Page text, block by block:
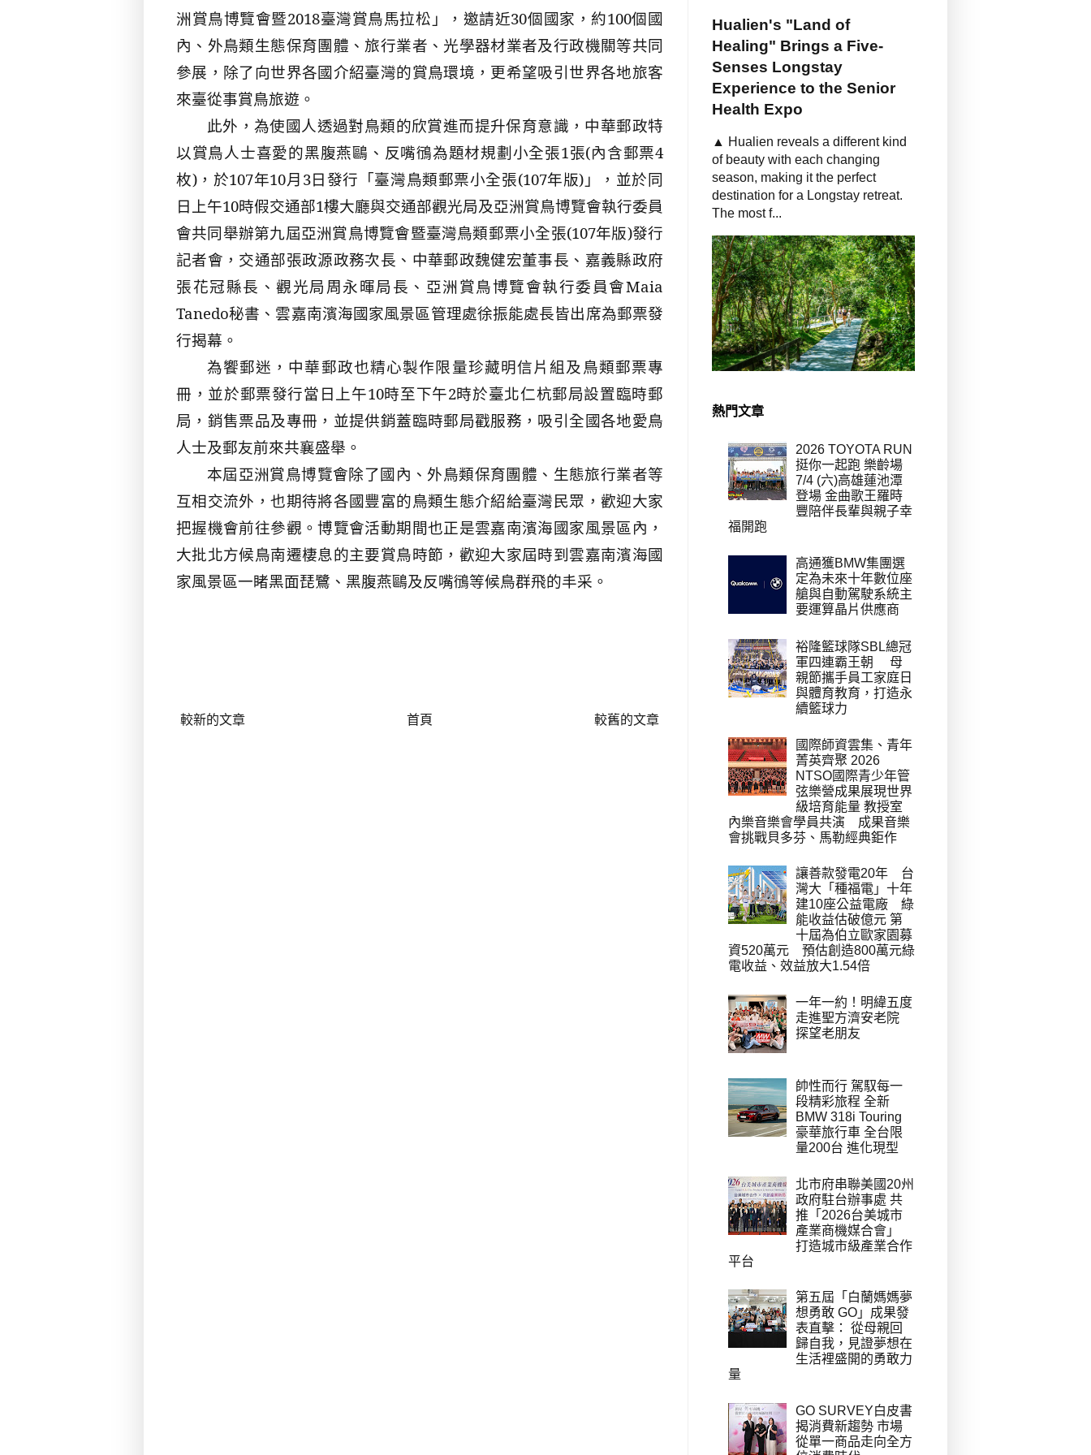
洲賞鳥博覽會暨2018臺灣賞鳥馬拉松」，邀請近30個國家，約100個國
內、外鳥類生態保育團體、旅行業者、光學器材業者及行政機關等共同
參展，除了向世界各國介紹臺灣的賞鳥環境，更希望吸引世界各地旅客
來臺從事賞鳥旅遊。
此外，為使國人透過對鳥類的欣賞進而提升保育意識，中華郵政特
以賞鳥人士喜愛的黑腹燕鷗、反嘴鴴為題材規劃小全張1 張(內含郵票4
枚)，於107年10月 3日發行「臺灣鳥類郵票小全張(107年版) 」，並於同
日上午10時假交通部1樓大廳與交通部觀光局及亞洲賞鳥博覽會執行委員
會共同舉辦第九屆亞洲賞鳥博覽會暨臺灣鳥類郵票小全張(107年版)發行
記者會，交通部張政源政務次長、中華郵政魏健宏董事長、嘉義縣政府
張花冠縣長、觀光局周永暉局長、亞洲賞鳥博覽會執行委員會Maia
Tanedo秘書、雲嘉南濱海國家風景區管理處徐振能處長皆出席為郵票發
行揭幕。
為饗郵迷，中華郵政也精心製作限量珍藏明信片組及鳥類郵票專
冊，並於郵票發行當日上午10時至下午2時於臺北仁杭郵局設置臨時郵
局，銷售票品及專冊，並提供銷蓋臨時郵局戳服務，吸引全國各地愛鳥
人士及郵友前來共襄盛舉。
本屆亞洲賞鳥博覽會除了國內、外鳥類保育團體、生態旅行業者等
互相交流外，也期待將各國豐富的鳥類生態介紹給臺灣民眾，歡迎大家
把握機會前往參觀。博覽會活動期間也正是雲嘉南濱海國家風景區內，
大批北方候鳥南遷棲息的主要賞鳥時節，歡迎大家屆時到雲嘉南濱海國
家風景區一睹黑面琵鷺、黑腹燕鷗及反嘴鴴等候鳥群飛的丰采。
較新的文章 較舊的文章
首頁
Hualien's "Land of
Healing" Brings a Five-
Senses Longstay
Experience to the Senior
Health Expo
▲ Hualien reveals a different kind
of beauty with each changing
season, making it the perfect
destination for a Longstay retreat.
The most f...
熱門文章
2026 TOYOTA RUN
挺你一起跑 樂齡場
7/4 (六)高雄蓮池潭
登場 金曲歌王羅時
豐陪伴長輩與親子幸
福開跑
高通獲BMW集團選
定為未來十年數位座
艙與自動駕駛系統主
要運算晶片供應商
裕隆籃球隊SBL總冠
軍四連霸王朝 母
親節攜手員工家庭日
與體育教育，打造永
續籃球力
國際師資雲集、青年
菁英齊聚 2026
NTSO國際青少年管
弦樂營成果展現世界
級培育能量 教授室
內樂音樂會學員共演 成果音樂
會挑戰貝多芬、馬勒經典鉅作
讓善款發電20年 台
灣大「種福電」十年
建10座公益電廠 綠
能收益估破億元 第
十屆為伯立歐家園募
資520萬元 預估創造800萬元綠
電收益、效益放大1.54倍
一年一約！明緯五度
走進聖方濟安老院
探望老朋友
帥性而行 駕馭每一
段精彩旅程 全新
BMW 318i Touring
豪華旅行車 全台限
量200台 進化現型
北市府串聯美國20州
政府駐台辦事處 共
推「2026台美城市
產業商機媒合會」
打造城市級產業合作
平台
第五屆「白蘭媽媽夢
想勇敢 GO」成果發
表直擊： 從母親回
歸自我，見證夢想在
生活裡盛開的勇敢力
量
GO SURVEY白皮書
揭消費新趨勢 市場
從單一商品走向全方